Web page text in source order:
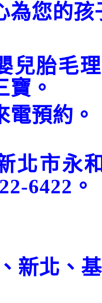
為您的
兒胎毛
寶。
電預約。
北市永
6422。
新北、